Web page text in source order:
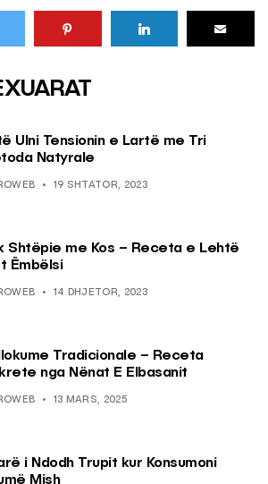
Ulni Tensionin e Lartë me Tri
Natyrale
19 SHTATOR, 2023
Shtëpie me Kos – Receta e Lehtë
Ëmbëlsi
14 DHJETOR, 2023
Tradicionale – Receta
nga Nënat E Elbasanit
13 MARS, 2025
i Ndodh Trupit kur Konsumoni
Mish